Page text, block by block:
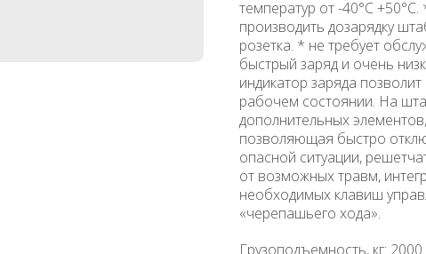
температур от -40°C
производить дозарядку
розетка. * не требует
быстрый заряд и очень
индикатор заряда
рабочем состоянии. На
дополнительных
позволяющая быстро
опасной ситуации,
от возможных травм,
необходимых клавиш
«черепашьего хода».
Грузоподъемность, кг: 2000